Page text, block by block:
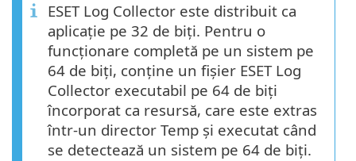
ESET Log Collector este distribuit ca
aplicație pe 32 de biți. Pentru o
funcționare completă pe un sistem pe
64 de biți, conține un fișier ESET Log
Collector executabil pe 64 de biți
încorporat ca resursă, care este extras
într-un director Temp și executat când
se detectează un sistem pe 64 de biți.